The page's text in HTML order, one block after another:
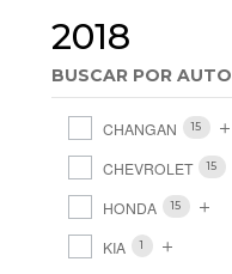
2018
BUSCAR POR AUTO
CHANGAN 15
CHEVROLET 15
HONDA 15
KIA 1